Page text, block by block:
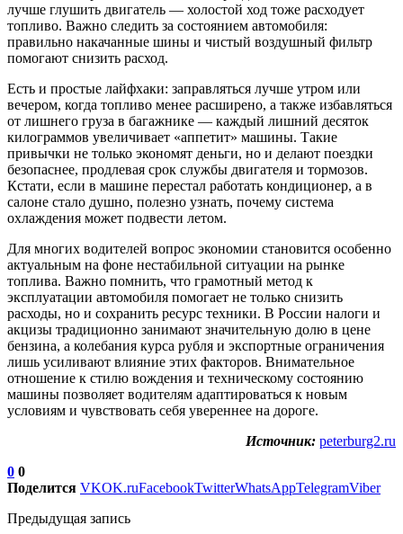
лучше глушить двигатель — холостой ход тоже расходует
топливо. Важно следить за состоянием автомобиля:
правильно накачанные шины и чистый воздушный фильтр
помогают снизить расход.
Есть и простые лайфхаки: заправляться лучше утром или
вечером, когда топливо менее расширено, а также избавляться
от лишнего груза в багажнике — каждый лишний десяток
килограммов увеличивает «аппетит» машины. Такие
привычки не только экономят деньги, но и делают поездки
безопаснее, продлевая срок службы двигателя и тормозов.
Кстати, если в машине перестал работать кондиционер, а в
салоне стало душно, полезно узнать, почему система
охлаждения может подвести летом.
Для многих водителей вопрос экономии становится особенно
актуальным на фоне нестабильной ситуации на рынке
топлива. Важно помнить, что грамотный метод к
эксплуатации автомобиля помогает не только снизить
расходы, но и сохранить ресурс техники. В России налоги и
акцизы традиционно занимают значительную долю в цене
бензина, а колебания курса рубля и экспортные ограничения
лишь усиливают влияние этих факторов. Внимательное
отношение к стилю вождения и техническому состоянию
машины позволяет водителям адаптироваться к новым
условиям и чувствовать себя увереннее на дороге.
Источник: peterburg2.ru
0 0
Поделится VKOK.ruFacebookTwitterWhatsAppTelegramViber
Предыдущая запись